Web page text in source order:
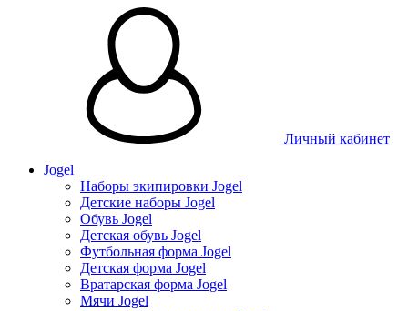
Личный кабинет
Jogel
Наборы экипировки Jogel
Детские наборы Jogel
Обувь Jogel
Детская обувь Jogel
Футбольная форма Jogel
Детская форма Jogel
Вратарская форма Jogel
Мячи Jogel